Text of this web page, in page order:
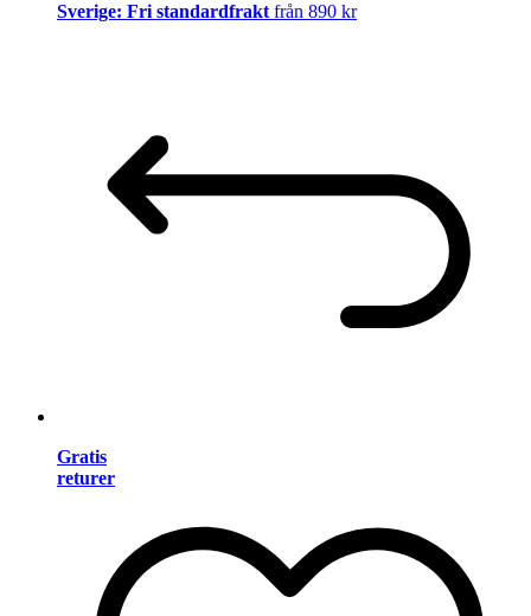
Sverige: Fri standardfrakt från 890 kr
Gratis
returer